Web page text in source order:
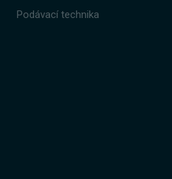
Podávací technika